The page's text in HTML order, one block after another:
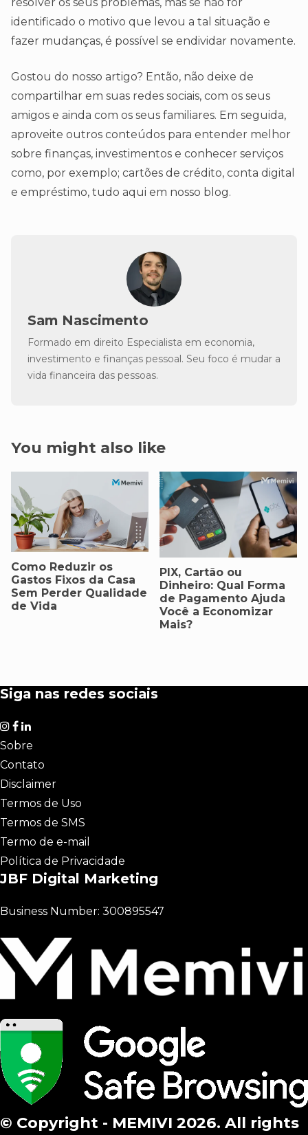
resolver os seus problemas, mas se não for
identificado o motivo que levou a tal situação e
fazer mudanças, é possível se endividar novamente.
Gostou do nosso artigo? Então, não deixe de
compartilhar em suas redes sociais, com os seus
amigos e ainda com os seus familiares. Em seguida,
aproveite outros conteúdos para entender melhor
sobre finanças, investimentos e conhecer serviços
como, por exemplo; cartões de crédito, conta digital
e empréstimo, tudo aqui em nosso blog.
Sam Nascimento
Formado em direito Especialista em economia,
investimento e finanças pessoal. Seu foco é mudar a
vida financeira das pessoas.
You might also like
Como Reduzir os
Gastos Fixos da Casa
Sem Perder Qualidade
de Vida
PIX, Cartão ou
Dinheiro: Qual Forma
de Pagamento Ajuda
Você a Economizar
Mais?
Siga nas redes sociais
Sobre
Contato
Disclaimer
Termos de Uso
Termos de SMS
Termo de e-mail
Política de Privacidade
JBF Digital Marketing
Business Number: 300895547
© Copyright - MEMIVI 2026. All rights